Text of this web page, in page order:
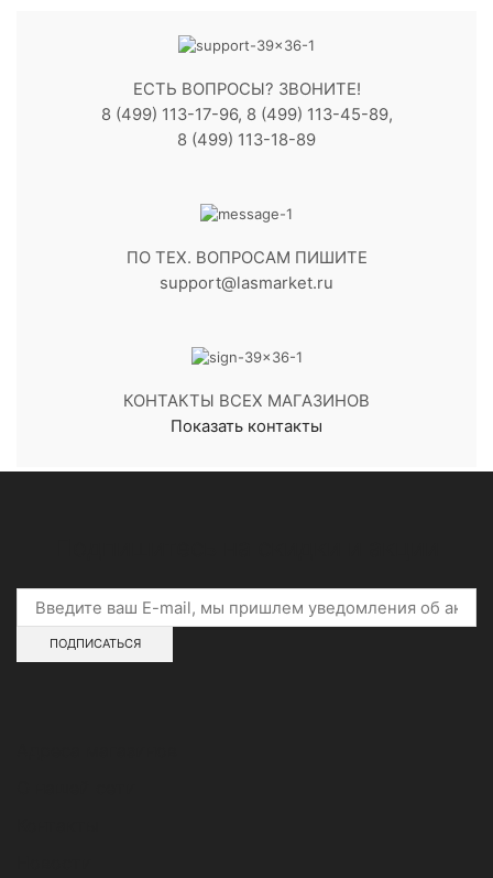
ЕСТЬ ВОПРОСЫ? ЗВОНИТЕ!
8 (499) 113-17-96, 8 (499) 113-45-89,
8 (499) 113-18-89
ПО ТЕХ. ВОПРОСАМ ПИШИТЕ
support@lasmarket.ru
КОНТАКТЫ ВСЕХ МАГАЗИНОВ
Показать контакты